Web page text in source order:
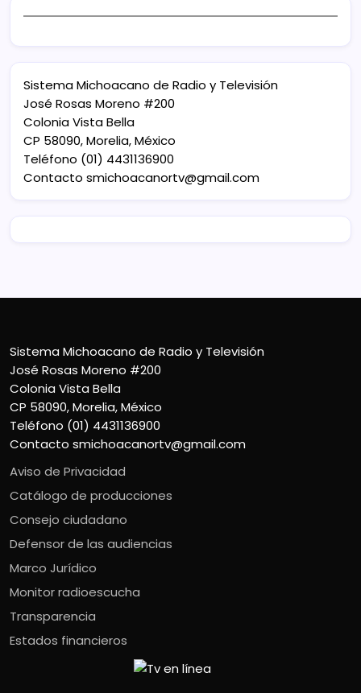
Sistema Michoacano de Radio y Televisión
José Rosas Moreno #200
Colonia Vista Bella
CP 58090, Morelia, México
Teléfono (01) 4431136900
Contacto smichoacanortv@gmail.com
Sistema Michoacano de Radio y Televisión
José Rosas Moreno #200
Colonia Vista Bella
CP 58090, Morelia, México
Teléfono (01) 4431136900
Contacto smichoacanortv@gmail.com
Aviso de Privacidad
Catálogo de producciones
Consejo ciudadano
Defensor de las audiencias
Marco Jurídico
Monitor radioescucha
Transparencia
Estados financieros